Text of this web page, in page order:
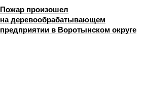
Пожар произошел
на деревообрабатывающем
предприятии в Воротынском округе